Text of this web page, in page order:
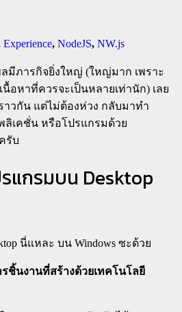
Experience, NodeJS, NW.js
มีภารกิจยิ่งใหญ่ (ใหญ่มาก เพราะ
นื้อหาที่ควรจะเป็นหลายเท่านัก)​ เลย
าวกัน แต่ไม่ต้องห่วง กลับมาทำ
เคชั่น หรือโปรแกรมด้วย
รับ
แกรมบน Desktop
นี่แหละ บน Windows ซะด้วย
ชิ้นงานที่สร้างด้วยเทคโนโลยี